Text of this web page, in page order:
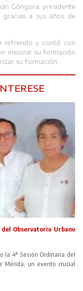
Góngora, presidente
a sus años de
refrendo y contó con
mejorar su formación
su formación.
Observatorio Urbano
la 4ª Sesión Ordinaria del
Mérida, un evento crucial